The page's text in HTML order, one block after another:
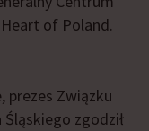
of Poland.
prezes Związku
zgodził